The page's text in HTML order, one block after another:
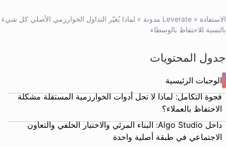
الاستفادة » Leverate مدونة » لماذا يُغيّر التداول الخوارزمي الأصلي كل شيء
بالنسبة للاحتفاظ بالوسطاء
جدول المحتويات
الوجبات الرئيسية
فجوة التكامل: لماذا لا تحل أدوات الخوارزمية المستقلة مشكلة
الاحتفاظ بالعملاء؟
داخل Algo Studio: البناء المرئي والاختبار الخلفي والتعاون
الاجتماعي في طبقة أصلية واحدة